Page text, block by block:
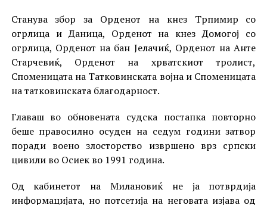
Станува збор за Орденот на кнез Трпимир со
огрлица и Даница, Орденот на кнез Домогој со
огрлица, Орденот на бан Јелачиќ, Орденот на Анте
Старчевиќ, Орденот на хрватскиот тролист,
Споменицата на Татковинската војна и Споменицата
на татковинската благодарност.
Главаш во обновената судска постапка повторно
беше правосилно осуден на седум години затвор
поради воено злосторство извршено врз српски
цивили во Осиек во 1991 година.
Од кабинетот на Милановиќ не ја потврдија
информацијата, но потсетија на неговата изјава од